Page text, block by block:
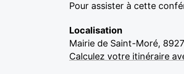
Pour assister à cette
Localisation
Mairie de Saint-Moré,
Calculez votre itinéraire